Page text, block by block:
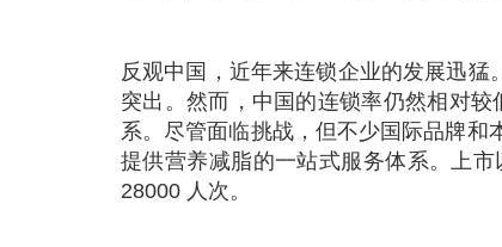
反观中国，近年来连锁企业的发展迅
突出。然而，中国的连锁率仍然相对
系。尽管面临挑战，但不少国际品牌和
提供营养减脂的一站式服务体系。上
28000 人次。